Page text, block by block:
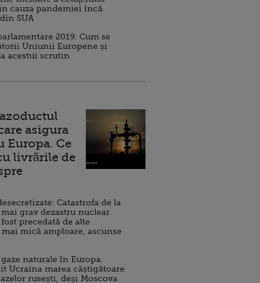
cauza pandemiei încă
SUA
2019: Cum se
Uniunii Europene și
acestui scrutin
asigura
Europa. Ce
livrările de
Catastrofa de la
grav dezastru nuclear
precedată de alte
mică amploare, ascunse
naturale în Europa.
Ucraina marea câștigătoare
rusești, deși Moscova